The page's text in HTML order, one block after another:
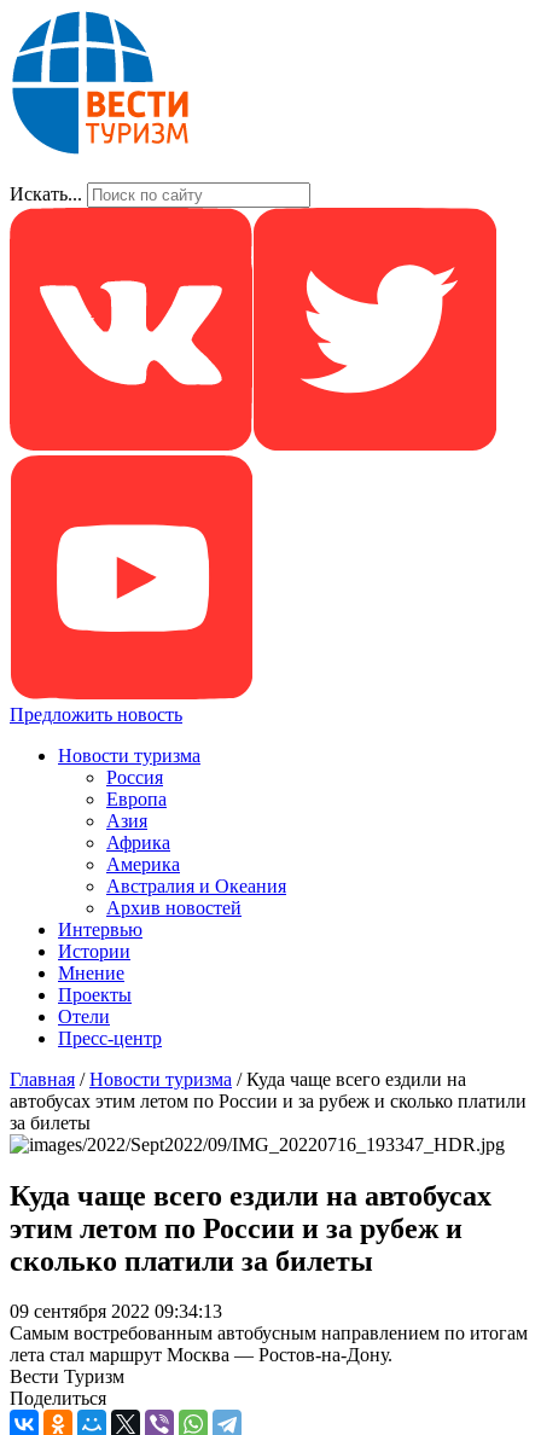
Искать...
Предложить новость
Новости туризма
Россия
Европа
Азия
Африка
Америка
Австралия и Океания
Архив новостей
Интервью
Истории
Мнение
Проекты
Отели
Пресс-центр
Главная /Новости туризма /Куда чаще всего ездили на
автобусах этим летом по России и за рубеж и сколько платили
за билеты
Куда чаще всего ездили на автобусах
этим летом по России и за рубеж и
сколько платили за билеты
09 сентября 2022 09:34:13
Самым востребованным автобусным направлением по итогам
лета стал маршрут Москва — Ростов-на-Дону.
Вести Туризм
Поделиться